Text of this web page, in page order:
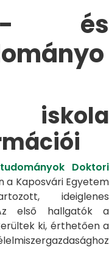
és
Doktori
a Kaposvári Egyetem
ideiglenes
első hallgatók a
ki, érthetően a